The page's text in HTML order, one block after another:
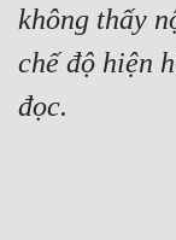
Xa Lộ Dịch
Cung Đấu
không thấy
chế độ hiện
đọc.